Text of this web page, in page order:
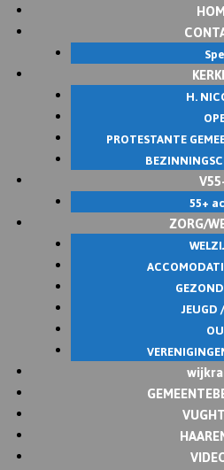
Skip
H.
PROTESTANTE
55+
ZORG/
JEUGD